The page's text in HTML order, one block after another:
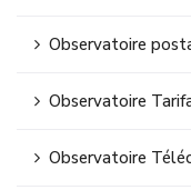
Observatoire
Observatoire
Observatoire